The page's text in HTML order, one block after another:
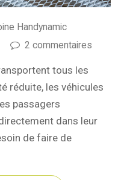
Handynamic
2 commentaires
tous les
réduite, les véhicules
passagers
dans leur
de faire de